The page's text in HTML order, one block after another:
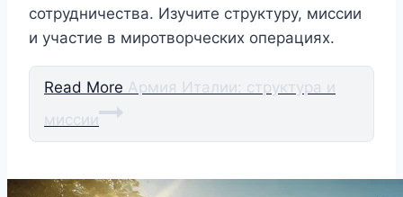
сотрудничества. Изучите структуру, миссии
и участие в миротворческих операциях.
Read More Армия Италии: структура и
миссии